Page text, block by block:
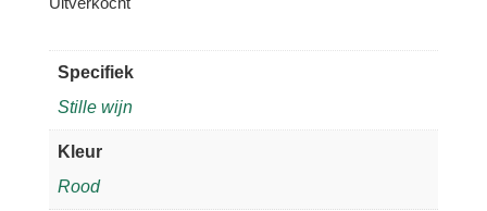
Specifiek
Stille wijn
Kleur
Rood